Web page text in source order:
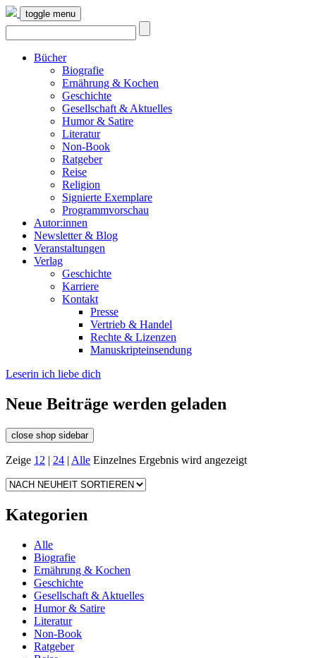
toggle menu
Bücher
Biografie
Ernährung & Kochen
Geschichte
Gesellschaft & Aktuelles
Humor & Satire
Literatur
Non-Book
Ratgeber
Reise
Religion
Signierte Exemplare
Programmvorschau
Autor:innen
Newsletter & Blog
Veranstaltungen
Verlag
Geschichte
Karriere
Kontakt
Presse
Vertrieb & Handel
Rechte & Lizenzen
Manuskripteinsendung
Leserin ich liebe dich
Neue Beiträge werden geladen
close shop sidebar
Zeige 12 | 24 | Alle Einzelnes Ergebnis wird angezeigt
Kategorien
Alle
Biografie
Ernährung & Kochen
Geschichte
Gesellschaft & Aktuelles
Humor & Satire
Literatur
Non-Book
Ratgeber